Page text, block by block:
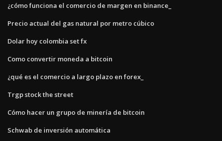
¿cómo funciona el comercio de margen en binance_
Precio actual del gas natural por metro cúbico
Dolar hoy colombia set fx
Como convertir moneda a bitcoin
¿qué es el comercio a largo plazo en forex_
Trgp stock the street
Cómo hacer un grupo de minería de bitcoin
Schwab de inversión automática